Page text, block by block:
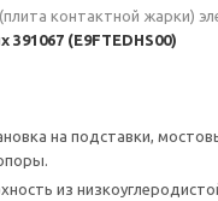
контактной жарки)
391067 (E9FTEDHS00)
на подставки,
из